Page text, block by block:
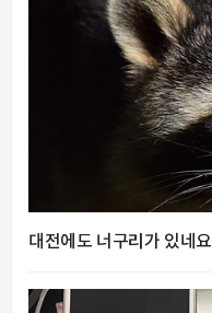
대전에도 너구리가 있네요